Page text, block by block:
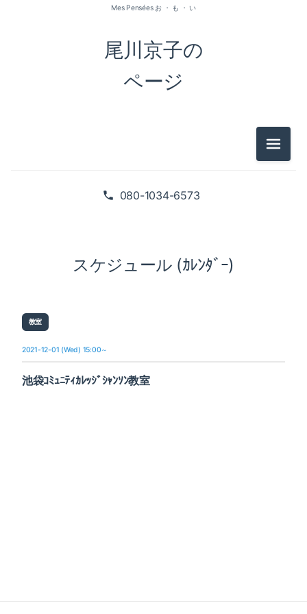
080-1034-6573
尾川京子の
ページ
Mes Pensées お ・ も ・ い
メニュ
スケジュール (ｶﾚﾝﾀﾞｰ)
教室
2021-12-01 (Wed) 15:00～
池袋ｺﾐｭﾆﾃｨｶﾚｯｼﾞｼｬﾝｿﾝ教室